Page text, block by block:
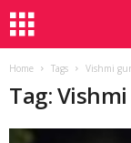
Home Tags Vishmi
Tag: